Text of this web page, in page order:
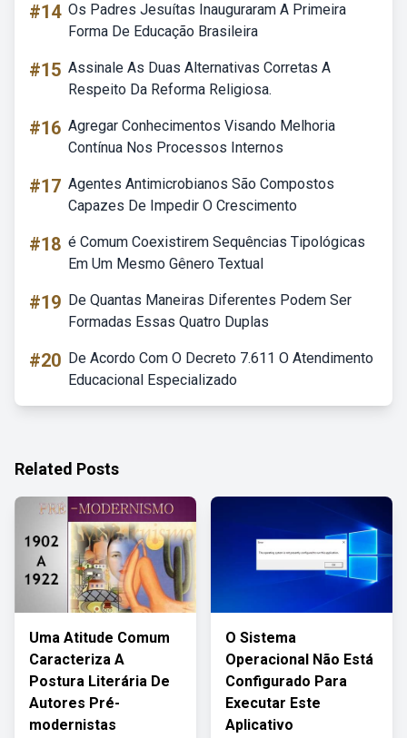
#14 Os Padres Jesuítas Inauguraram A Primeira
Forma De Educação Brasileira
#15 Assinale As Duas Alternativas Corretas A
Respeito Da Reforma Religiosa.
#16 Agregar Conhecimentos Visando Melhoria
Contínua Nos Processos Internos
#17 Agentes Antimicrobianos São Compostos
Capazes De Impedir O Crescimento
#18 é Comum Coexistirem Sequências Tipológicas
Em Um Mesmo Gênero Textual
#19 De Quantas Maneiras Diferentes Podem Ser
Formadas Essas Quatro Duplas
#20 De Acordo Com O Decreto 7.611 O Atendimento
Educacional Especializado
Related Posts
Uma Atitude Comum
Caracteriza A
Postura Literária De
Autores Pré-
modernistas
O Sistema
Operacional Não Está
Configurado Para
Executar Este
Aplicativo